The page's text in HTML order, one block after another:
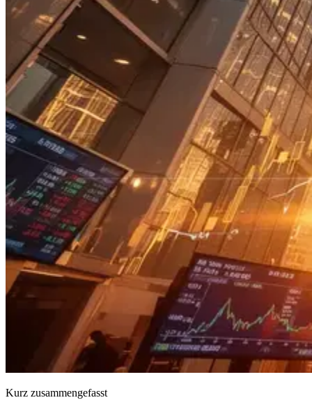
Kurz zusammengefasst